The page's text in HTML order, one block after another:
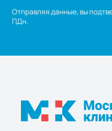
Отправляя данные, вы
ПДн.